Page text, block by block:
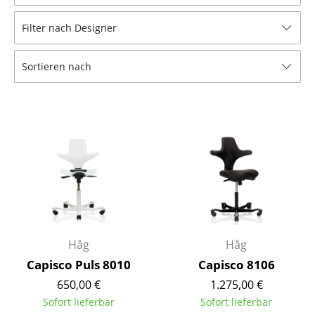
Bänke & Liegen
Sitzsäcke
Schaukelstühle
Bürodrehstühle
Konferenzstühle
Bürosessel
Einzelteile
... alle Sitzmöbel
Filter nach Designer
Sortieren nach
Håg
Capisco Puls 8010
650,00 €
Sofort lieferbar
Håg
Capisco 8106
1.275,00 €
Sofort lieferbar